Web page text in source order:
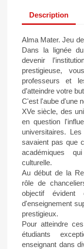
Description
Alma Mater. Jeu
Dans la lignée
devenir
prestigieuse,
professeurs et
d’atteindre votre
C'est l'aube d'une
XVe siècle, des
en question
universitaires.
savaient pas que
académiques
culturelle.
Au début de la
rôle de
objectif évident
d'enseignement
prestigieux.
Pour atteindre
étudiants
enseignant dans